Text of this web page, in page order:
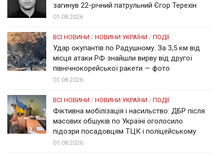
загинув 22-річний патрульний Єгор Терехін
01.08.2026
ВСІ НОВИНИ / НОВИНИ УКРАЇНИ / ПОДІЇ
Удар окупантів по Радушному. За 3,5 км від
місця атаки РФ знайшли вирву від другої
північнокорейської ракети — фото
01.08.2026
ВСІ НОВИНИ / НОВИНИ УКРАЇНИ / ПОДІЇ
Фіктивна мобілізація і насильство: ДБР після
масових обшуків по Україні оголосило
підозри посадовцям ТЦК і поліцейському
01.08.2026